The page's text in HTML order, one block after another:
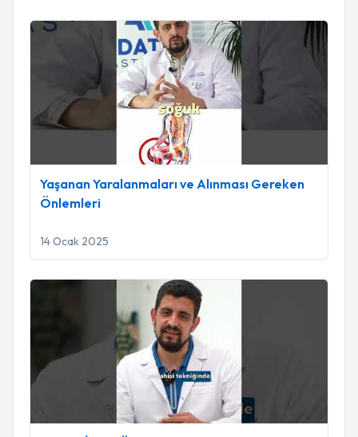
Yaşanan Yaralanmaları ve Alınması Gereken Önlemleri
Yaşanan Yaralanmaları ve Alınması Gereken
Önlemleri
14 Ocak 2025
Op. Dr. İhsan Öz | Robotik Diz Protezi | Adatıp Hastanesi